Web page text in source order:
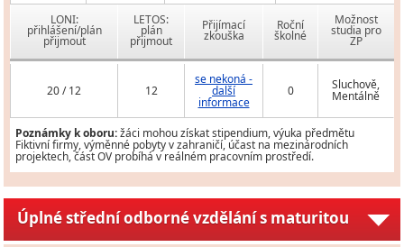
LONI:
přihlášení/plán
přijmout
LETOS:
plán
přijmout
Přijímací
zkouška
Roční
školné
Možnost
studia pro
ZP
20 / 12 12
se nekoná -
další
informace
0 Sluchově,
Mentálně
Poznámky k oboru:žáci mohou získat stipendium, výuka předmětu
Fiktivní firmy, výměnné pobyty v zahraničí, účast na mezinárodních
projektech, část OV probíhá v reálném pracovním prostředí.
Úplné střední odborné vzdělání s maturitou